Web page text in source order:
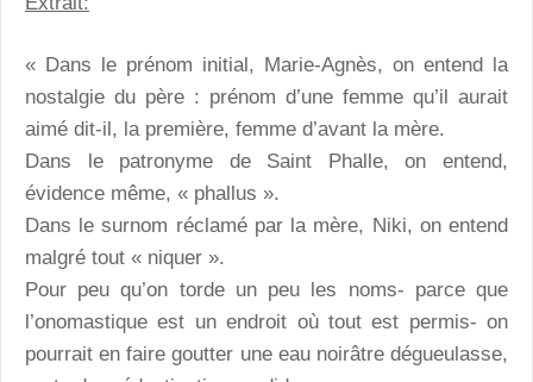
« Dans le prénom initial, Marie-Agnès, on entend la
nostalgie du père : prénom d’une femme qu’il aurait
aimé dit-il, la première, femme d’avant la mère.
Dans le patronyme de Saint Phalle, on entend,
évidence même, « phallus ».
Dans le surnom réclamé par la mère, Niki, on entend
malgré tout « niquer ».
Pour peu qu’on torde un peu les noms- parce que
l’onomastique est un endroit où tout est permis- on
pourrait en faire goutter une eau noirâtre dégueulasse,